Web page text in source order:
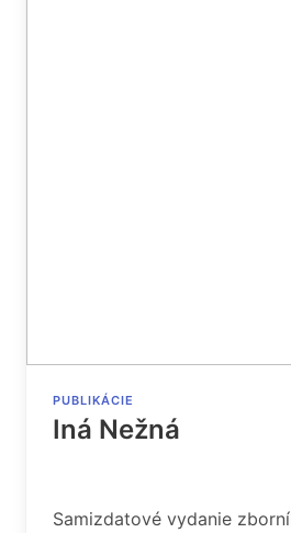
PUBLIKÁCIE
Iná Nežná
Samizdatové vydanie